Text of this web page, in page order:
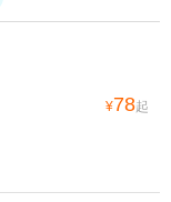
¥78起